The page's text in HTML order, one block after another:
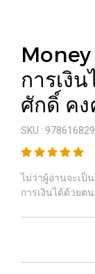
การเงิ
ศักดิ์ คง
SKU :
ไม่ว่าผู้อ่านจะเป็
การเงินได้ด้วยตน